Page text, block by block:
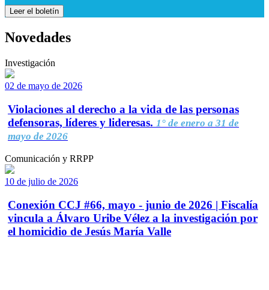
Leer el boletín
Novedades
Investigación
02 de mayo de 2026
Violaciones al derecho a la vida de las personas
defensoras, líderes y lideresas. 1° de enero a 31 de
mayo de 2026
Comunicación y RRPP
10 de julio de 2026
Conexión CCJ #66, mayo - junio de 2026 | Fiscalía
vincula a Álvaro Uribe Vélez a la investigación por
el homicidio de Jesús María Valle